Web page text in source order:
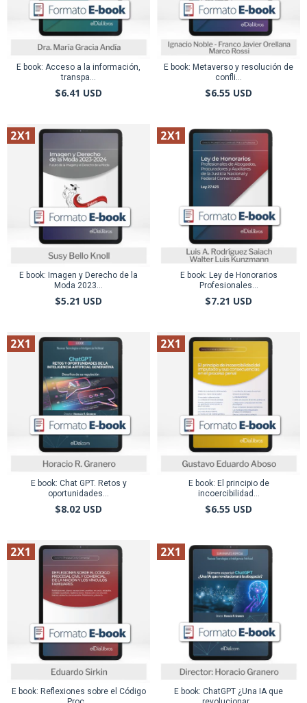
E book: Acceso a la información,
transpa...
$6.41 USD
E book: Metaverso y resolución de
confli...
$6.55 USD
2X1
E book: Imagen y Derecho de la
Moda 2023...
$5.21 USD
2X1
E book: Ley de Honorarios
Profesionales...
$7.21 USD
2X1
E book: Chat GPT. Retos y
oportunidades...
$8.02 USD
2X1
E book: El principio de
incoercibilidad...
$6.55 USD
2X1
E book: Reflexiones sobre el Código
2X1
E book: ChatGPT ¿Una IA que